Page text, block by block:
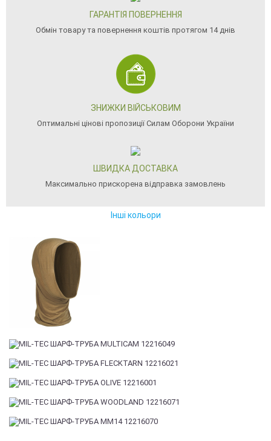
ГАРАНТІЯ ПОВЕРНЕННЯ
Обмін товару та повернення коштів протягом 14 днів
ЗНИЖКИ ВІЙСЬКОВИМ
Оптимальні цінові пропозиції Силам Оборони України
ШВИДКА ДОСТАВКА
Максимально прискорена відправка замовлень
Інші кольори